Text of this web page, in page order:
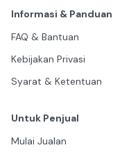
Informasi & Panduan
FAQ & Bantuan
Kebijakan Privasi
Syarat & Ketentuan
Untuk Penjual
Mulai Jualan